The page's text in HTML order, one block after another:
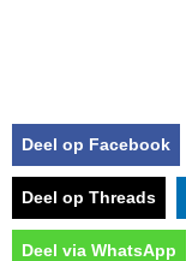
Deel op Facebook
Deel op Threads
Deel via WhatsApp